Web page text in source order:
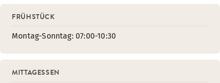
FRÜHSTÜCK
Montag-Sonntag: 07:00-10:30
MITTAGESSEN